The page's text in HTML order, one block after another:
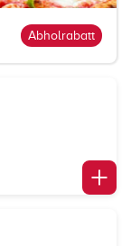
Abholrabatt